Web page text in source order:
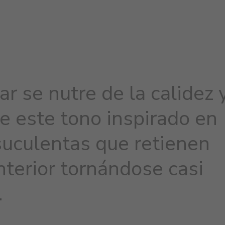
se nutre de la calidez
este tono inspirado en
que retienen
tornándose casi